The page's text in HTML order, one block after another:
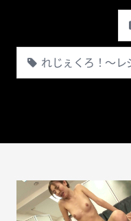
れじぇくろ！〜レ